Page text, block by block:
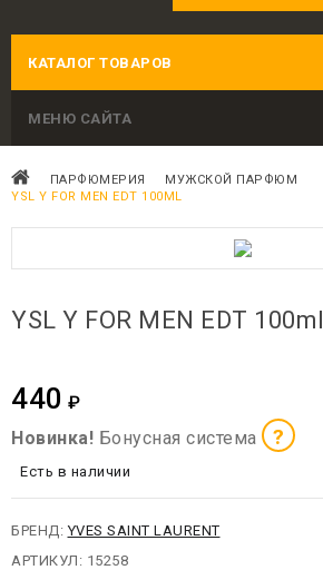
КАТАЛОГ ТОВАРОВ
МЕНЮ САЙТА
ПАРФЮМЕРИЯ
МУЖСКОЙ ПАРФЮМ
YSL Y FOR MEN EDT 100ML
YSL Y FOR MEN EDT 100ml
440 ₽
Новинка! Бонусная система ?
Есть в наличии
БРЕНД: YVES SAINT LAURENT
АРТИКУЛ: 15258